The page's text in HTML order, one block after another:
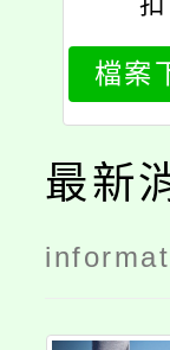
檔案
最新